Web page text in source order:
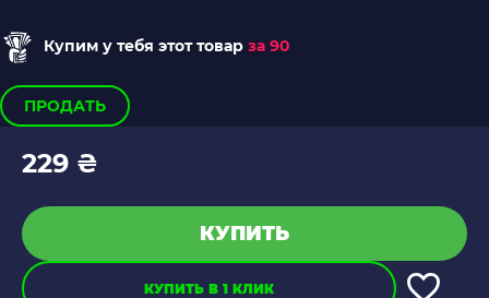
Купим у тебя этот товар за 90
ПРОДАТЬ
229 ₴
КУПИТЬ
КУПИТЬ В 1 КЛИК